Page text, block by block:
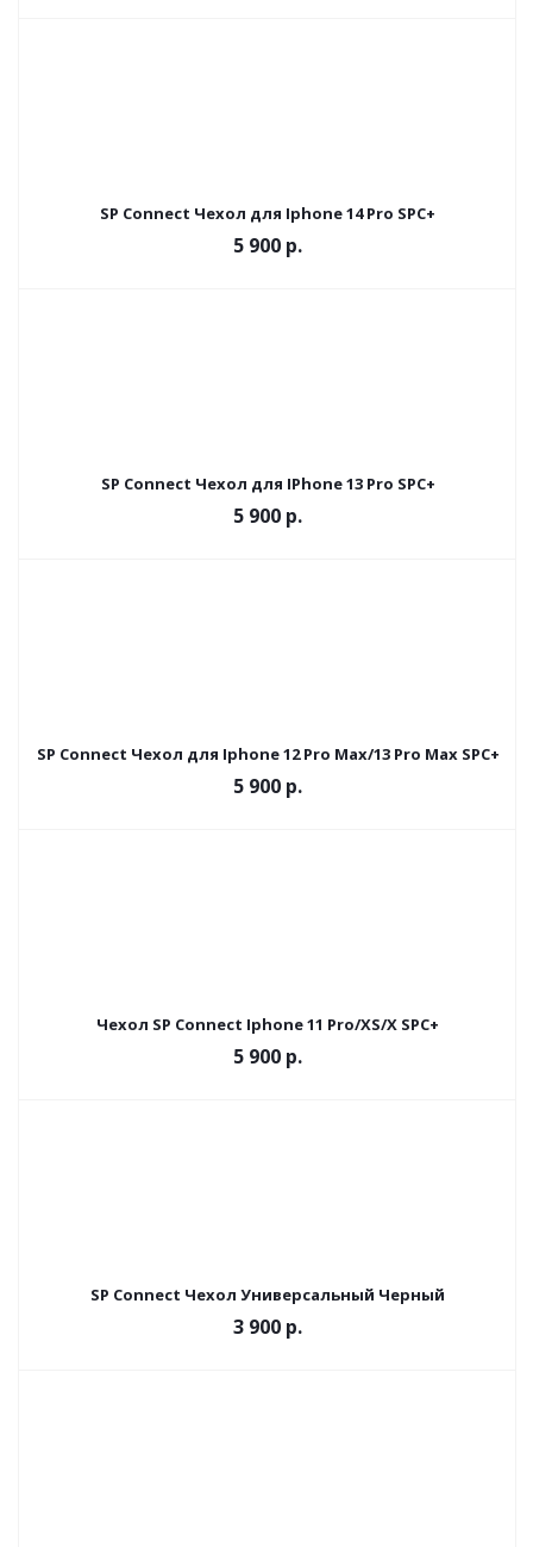
SP Connect Чехол для Iphone 14 Pro SPC+
5 900 р.
SP Connect Чехол для IPhone 13 Pro SPC+
5 900 р.
SP Connect Чехол для Iphone 12 Pro Max/13 Pro Max SPC+
5 900 р.
Чехол SP Connect Iphone 11 Pro/XS/X SPC+
5 900 р.
SP Connect Чехол Универсальный Черный
3 900 р.